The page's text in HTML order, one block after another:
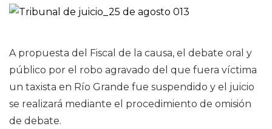
A propuesta del Fiscal de la causa, el debate oral y
público por el robo agravado del que fuera víctima
un taxista en Río Grande fue suspendido y el juicio
se realizará mediante el procedimiento de omisión
de debate.